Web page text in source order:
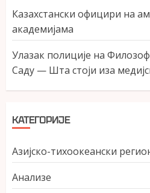
Казахстански официри на
академијама
Улазак полиције на
Саду — Шта стоји иза
КАТЕГОРИЈЕ
Азијско-тихоокеански
Анализе